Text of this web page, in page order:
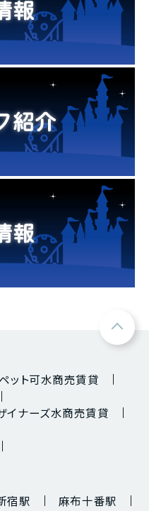
ペット可水商売賃貸
イナーズ水商売賃貸
宿駅
麻布十番駅